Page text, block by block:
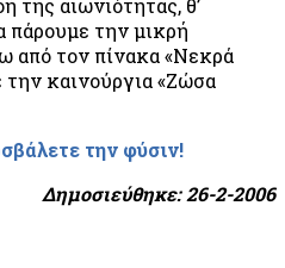
της αιωνιότητας, θ’
πάρουμε την μικρή
από τον πίνακα «Νεκρά
την καινούργια «Ζώσα
την φύσιν!
Δημοσιεύθηκε: 26-2-2006